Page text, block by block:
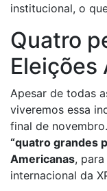
institucional, o
Quatro
Eleições
Apesar de todas
viveremos essa
final de
“quatro grandes
Americanas,
internacional da